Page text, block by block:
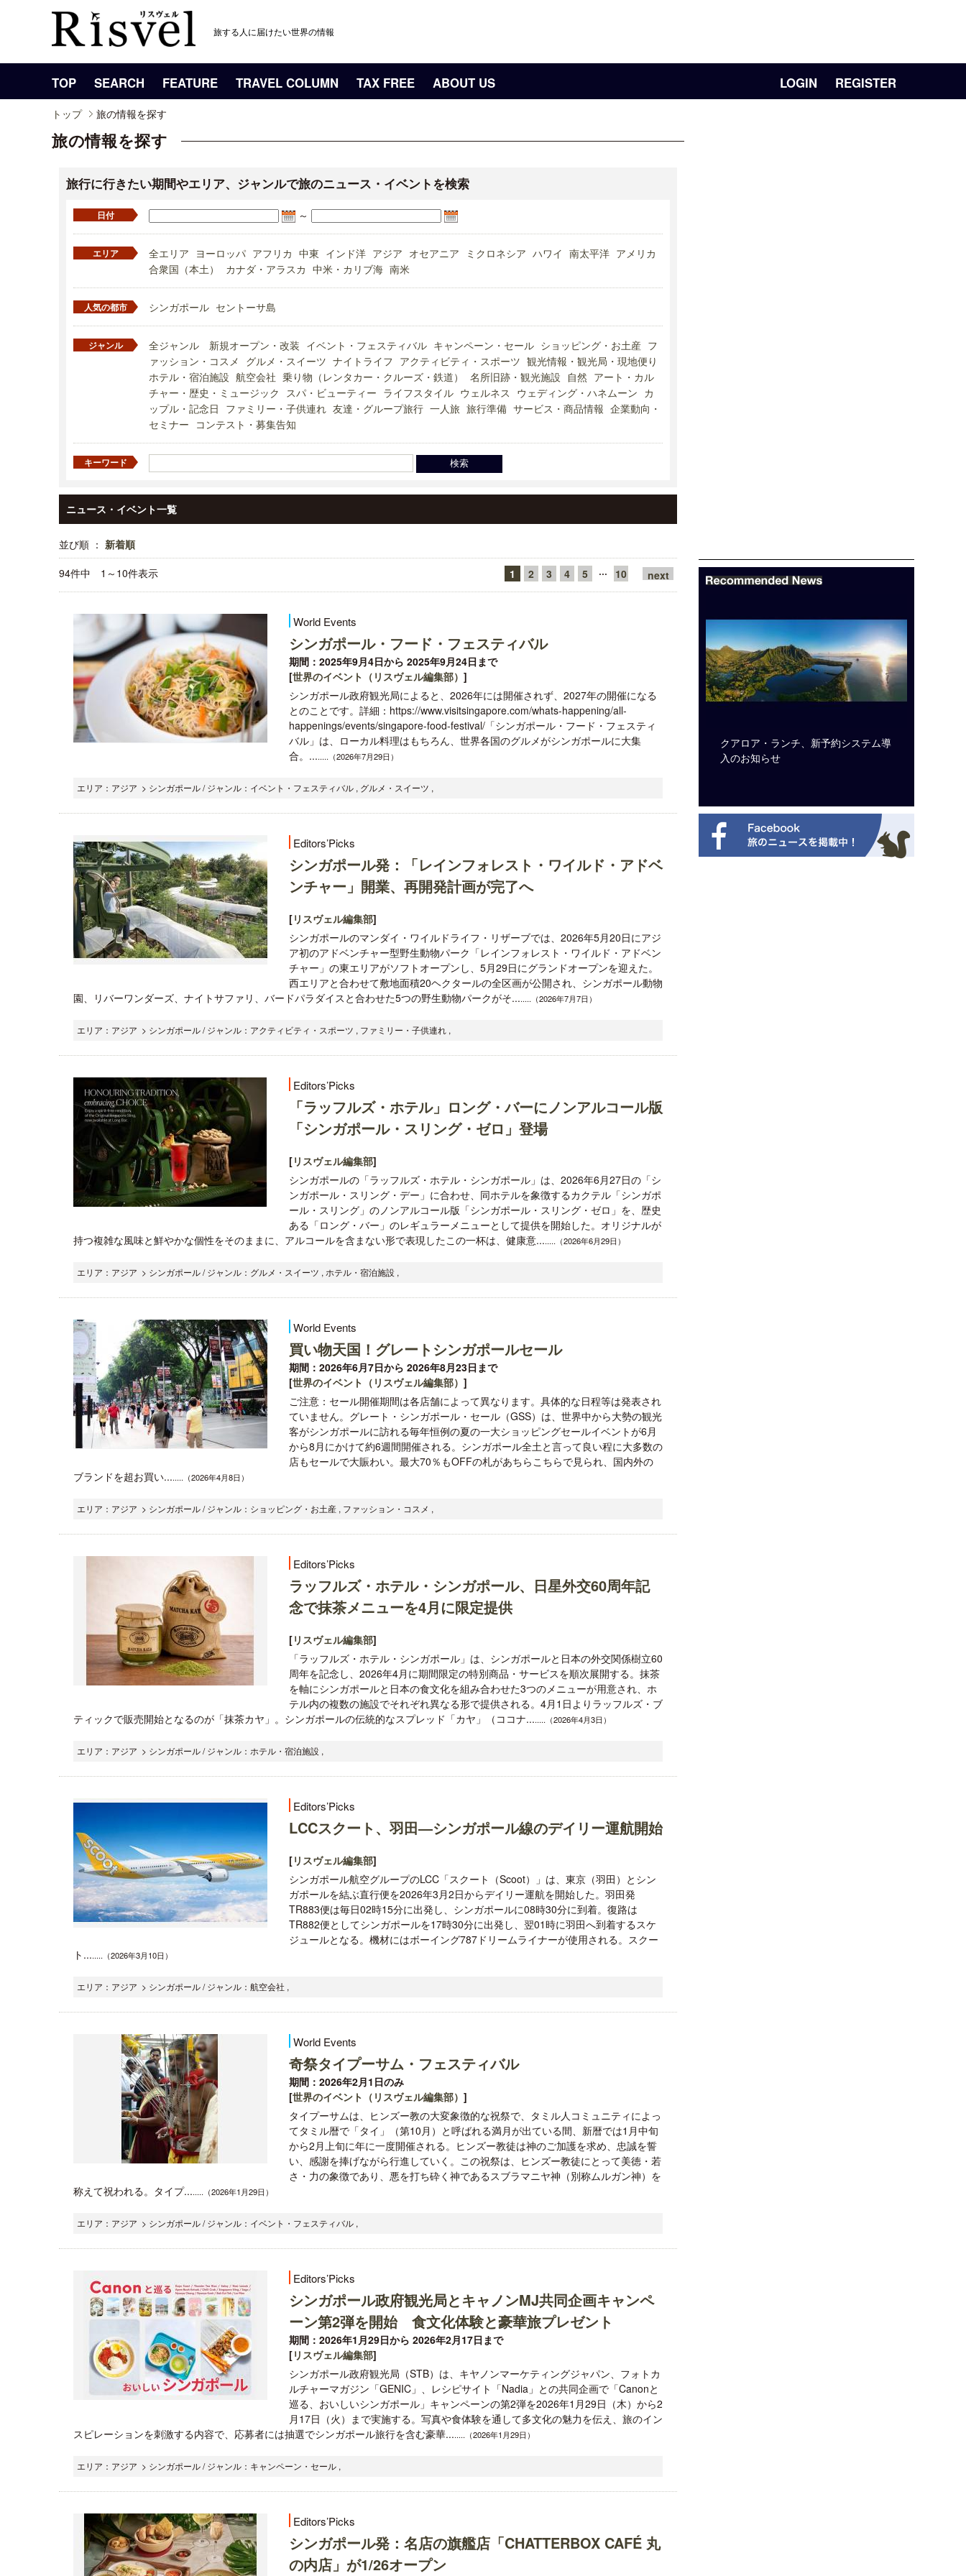
旅する人に届けたい世界の情報
TOP SEARCH FEATURE TRAVEL COLUMN TAX FREE ABOUT US LOGIN REGISTER
トップ 旅の情報を探す
旅の情報を探す
旅行に行きたい期間やエリア、ジャンルで旅のニュース・イベントを検索
日付 ～
エリア 全エリア ヨーロッパ アフリカ 中東 インド洋 アジア オセアニア ミクロネシア ハワイ 南太平洋 アメリカ
合衆国（本土）
カナダ・アラスカ 中米・カリブ海 南米
人気の都市 シンガポール セントーサ島
ジャンル 全ジャンル 新規オープン・改装 イベント・フェスティバル キャンペーン・セール ショッピング・お土産 フ
ァッション・コスメ グルメ・スイーツ ナイトライフ アクティビティ・スポーツ 観光情報・観光局・現地便り
ホテル・宿泊施設 航空会社 乗り物（レンタカー・クルーズ・鉄道） 名所旧跡・観光施設 自然 アート・カル
チャー・歴史・ミュージック スパ・ビューティー ライフスタイル ウェルネス ウェディング・ハネムーン カ
ップル・記念日 ファミリー・子供連れ 友達・グループ旅行 一人旅 旅行準備 サービス・商品情報 企業動向・
セミナー コンテスト・募集告知
キーワード
ニュース・イベント一覧
並び順 ： 新着順
94件中 1～10件表示
1 2 3 4 5 ··· 10 next
World Events
シンガポール・フード・フェスティバル
期間：2025年9月4日から 2025年9月24日まで
[世界のイベント（リスヴェル編集部） ]
シンガポール政府観光局によると、2026年には開催されず、2027年の開催になる
とのことです。詳細：https://www.visitsingapore.com/whats-happening/all-
happenings/events/singapore-food-festival/「シンガポール・フード・フェスティ
バル」は、ローカル料理はもちろん、世界各国のグルメがシンガポールに大集
合。........（2026年7月29日）
エリア：アジア > シンガポール / ジャンル：イベント・フェスティバル , グルメ・スイーツ ,
Editors’Picks
シンガポール発：「レインフォレスト・ワイルド・アドベ
ンチャー」開業、再開発計画が完了へ
[リスヴェル編集部]
シンガポールのマンダイ・ワイルドライフ・リザーブでは、2026年5月20日にアジ
ア初のアドベンチャー型野生動物パーク「レインフォレスト・ワイルド・アドベン
チャー」の東エリアがソフトオープンし、5月29日にグランドオープンを迎えた。
西エリアと合わせて敷地面積20ヘクタールの全区画が公開され、シンガポール動物
園、リバーワンダーズ、ナイトサファリ、バードパラダイスと合わせた5つの野生動物パークがそ........（2026年7月7日）
エリア：アジア > シンガポール / ジャンル：アクティビティ・スポーツ , ファミリー・子供連れ ,
Editors’Picks
「ラッフルズ・ホテル」ロング・バーにノンアルコール版
「シンガポール・スリング・ゼロ」登場
[リスヴェル編集部]
シンガポールの「ラッフルズ・ホテル・シンガポール」は、2026年6月27日の「シ
ンガポール・スリング・デー」に合わせ、同ホテルを象徴するカクテル「シンガポ
ール・スリング」のノンアルコール版「シンガポール・スリング・ゼロ」を、歴史
ある「ロング・バー」のレギュラーメニューとして提供を開始した。オリジナルが
持つ複雑な風味と鮮やかな個性をそのままに、アルコールを含まない形で表現したこの一杯は、健康意........（2026年6月29日）
エリア：アジア > シンガポール / ジャンル：グルメ・スイーツ , ホテル・宿泊施設 ,
World Events
買い物天国！グレートシンガポールセール
期間：2026年6月7日から 2026年8月23日まで
[世界のイベント（リスヴェル編集部） ]
ご注意：セール開催期間は各店舗によって異なります。具体的な日程等は発表され
ていません。グレート・シンガポール・セール（GSS）は、世界中から大勢の観光
客がシンガポールに訪れる毎年恒例の夏の一大ショッピングセールイベントが6月
から8月にかけて約6週間開催される。シンガポール全土と言って良い程に大多数の
店もセールで大賑わい。最大70％もOFFの札があちらこちらで見られ、国内外の
ブランドを超お買い........（2026年4月8日）
エリア：アジア > シンガポール / ジャンル：ショッピング・お土産 , ファッション・コスメ ,
Editors’Picks
ラッフルズ・ホテル・シンガポール、日星外交60周年記
念で抹茶メニューを4月に限定提供
[リスヴェル編集部]
「ラッフルズ・ホテル・シンガポール」は、シンガポールと日本の外交関係樹立60
周年を記念し、2026年4月に期間限定の特別商品・サービスを順次展開する。抹茶
を軸にシンガポールと日本の食文化を組み合わせた3つのメニューが用意され、ホ
テル内の複数の施設でそれぞれ異なる形で提供される。4月1日よりラッフルズ・ブ
ティックで販売開始となるのが「抹茶カヤ」。シンガポールの伝統的なスプレッド「カヤ」（ココナ........（2026年4月3日）
エリア：アジア > シンガポール / ジャンル：ホテル・宿泊施設 ,
Editors’Picks
LCCスクート、羽田―シンガポール線のデイリー運航開始
[リスヴェル編集部]
シンガポール航空グループのLCC「スクート（Scoot）」は、東京（羽田）とシン
ガポールを結ぶ直行便を2026年3月2日からデイリー運航を開始した。羽田発
TR883便は毎日02時15分に出発し、シンガポールに08時30分に到着。復路は
TR882便としてシンガポールを17時30分に出発し、翌01時に羽田へ到着するスケ
ジュールとなる。機材にはボーイング787ドリームライナーが使用される。スクー
ト........（2026年3月10日）
エリア：アジア > シンガポール / ジャンル：航空会社 ,
World Events
奇祭タイプーサム・フェスティバル
期間：2026年2月1日のみ
[世界のイベント（リスヴェル編集部） ]
タイプーサムは、ヒンズー教の大変象徴的な祝祭で、タミル人コミュニティによっ
てタミル暦で「タイ」（第10月）と呼ばれる満月が出ている間、新暦では1月中旬
から2月上旬に年に一度開催される。ヒンズー教徒は神のご加護を求め、忠誠を誓
い、感謝を捧げながら行進していく。この祝祭は、ヒンズー教徒にとって美徳・若
さ・力の象徴であり、悪を打ち砕く神であるスブラマニヤ神（別称ムルガン神）を
称えて祝われる。タイプ........（2026年1月29日）
エリア：アジア > シンガポール / ジャンル：イベント・フェスティバル ,
Editors’Picks
シンガポール政府観光局とキャノンMJ共同企画キャンペ
ーン第2弾を開始 食文化体験と豪華旅プレゼント
期間：2026年1月29日から 2026年2月17日まで
[リスヴェル編集部]
シンガポール政府観光局（STB）は、キヤノンマーケティングジャパン、フォトカ
ルチャーマガジン「GENIC」、レシピサイト「Nadia」との共同企画で「Canonと
巡る、おいしいシンガポール」キャンペーンの第2弾を2026年1月29日（木）から2
月17日（火）まで実施する。写真や食体験を通して多文化の魅力を伝え、旅のイン
スピレーションを刺激する内容で、応募者には抽選でシンガポール旅行を含む豪華........（2026年1月29日）
エリア：アジア > シンガポール / ジャンル：キャンペーン・セール ,
Editors’Picks
シンガポール発：名店の旗艦店「CHATTERBOX CAFÉ 丸
の内店」が1/26オープン
開業50周年に合わせ「ザ ビュッフェ
アット ハイアット」のメニューを刷
ロサンゼルス観光局、ウォルト・ディ
クアロア・ランチ、新予約システム導
入のお知らせ